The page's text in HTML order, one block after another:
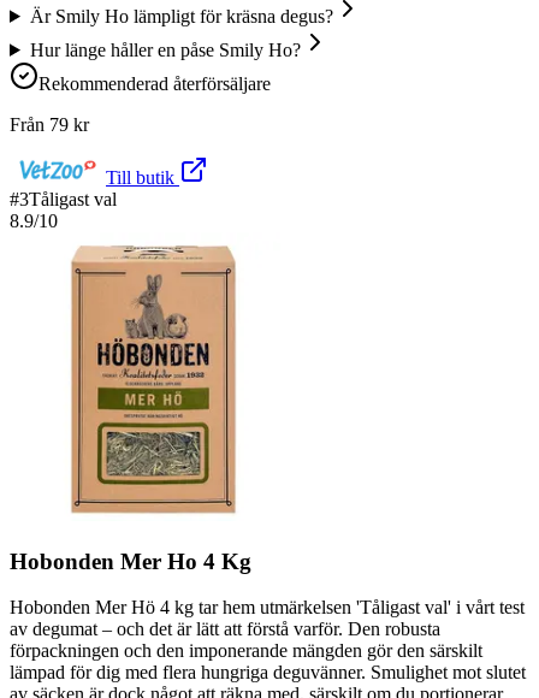
Är Smily Ho lämpligt för kräsna degus?
Hur länge håller en påse Smily Ho?
Rekommenderad återförsäljare
Från 79 kr
Till butik
#3Tåligast val
8.9/10
Hobonden Mer Ho 4 Kg
Hobonden Mer Hö 4 kg tar hem utmärkelsen 'Tåligast val' i vårt test
av degumat – och det är lätt att förstå varför. Den robusta
förpackningen och den imponerande mängden gör den särskilt
lämpad för dig med flera hungriga deguvänner. Smulighet mot slutet